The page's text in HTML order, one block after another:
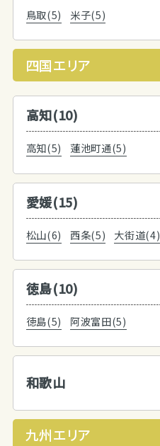
鳥取(5) 米子(5)
四国エリア
高知(10)
高知(5) 蓮池町通(5)
愛媛(15)
松山(6) 西条(5) 大街道(4)
徳島(10)
徳島(5) 阿波富田(5)
和歌山
九州エリア